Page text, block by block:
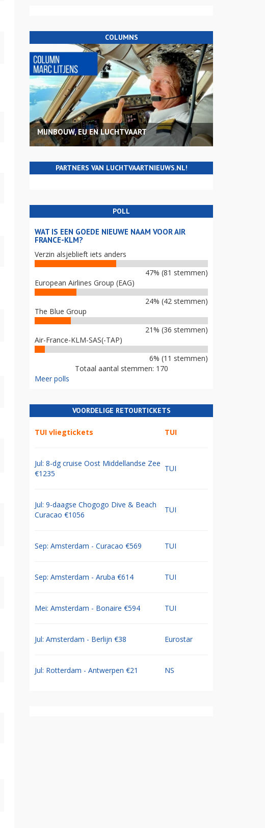
COLUMNS
MIJNBOUW, EU EN LUCHTVAART
PARTNERS VAN LUCHTVAARTNIEUWS.NL!
POLL
WAT IS EEN GOEDE NIEUWE NAAM VOOR AIR
FRANCE-KLM?
Verzin alsjeblieft iets anders
47% (81 stemmen)
European Airlines Group (EAG)
24% (42 stemmen)
The Blue Group
21% (36 stemmen)
Air-France-KLM-SAS(-TAP)
6% (11 stemmen)
Totaal aantal stemmen: 170
Meer polls
VOORDELIGE RETOURTICKETS
TUI vliegtickets TUI
Jul: 8-dg cruise Oost Middellandse Zee
€1235
TUI
Jul: 9-daagse Chogogo Dive & Beach
Curacao €1056
TUI
Sep: Amsterdam - Curacao €569 TUI
Sep: Amsterdam - Aruba €614 TUI
Mei: Amsterdam - Bonaire €594 TUI
Jul: Amsterdam - Berlijn €38 Eurostar
Jul: Rotterdam - Antwerpen €21 NS